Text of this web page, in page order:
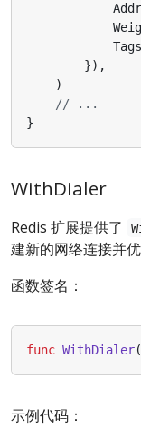
Addr
Tags
}),
)
// ...
}
WithDialer
Redis 扩展提供了
建新的网络连接并
函数签名：
func WithDialer(
示例代码：